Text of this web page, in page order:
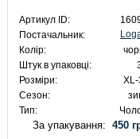
Артикул ID:
Постачальник:
Колір:
Штук в упаковці:
Розміри:
Сезон:
Тип:
За упакування:450